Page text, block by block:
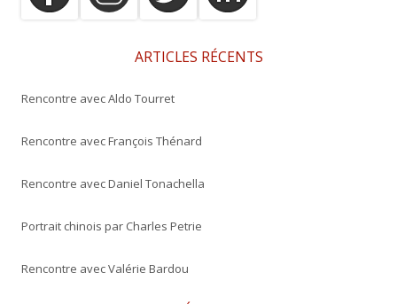
ARTICLES RÉCENTS
Rencontre avec Aldo Tourret
Rencontre avec François Thénard
Rencontre avec Daniel Tonachella
Portrait chinois par Charles Petrie
Rencontre avec Valérie Bardou